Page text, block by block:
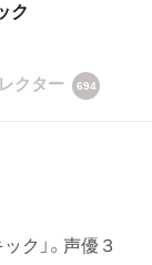
ク
クター 694
ク」。声優３